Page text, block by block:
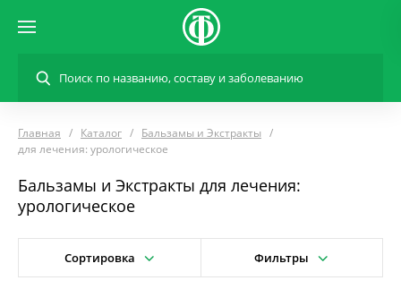
Главная Каталог
Бальзамы и Экстракты
для лечения: урологическое
Бальзамы и Экстракты для лечения:
урологическое
Сортировка Фильтры